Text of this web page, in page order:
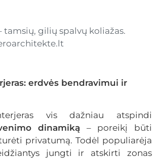
tamsių, gilių spalvų koliažas.
erdvės bendravimui ir
vis dažniau atspindi
dinamiką – poreikį būti
privatumą. Todėl populiarėja
jungti ir atskirti zonas